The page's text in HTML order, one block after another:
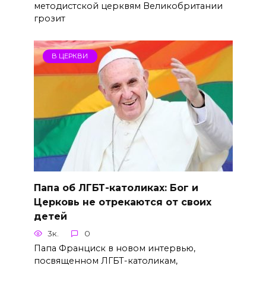
методистской церквям Великобритании
грозит
В ЦЕРКВИ
Папа об ЛГБТ-католиках: Бог и
Церковь не отрекаются от своих
детей
3к. 0
Папа Франциск в новом интервью,
посвященном ЛГБТ-католикам,